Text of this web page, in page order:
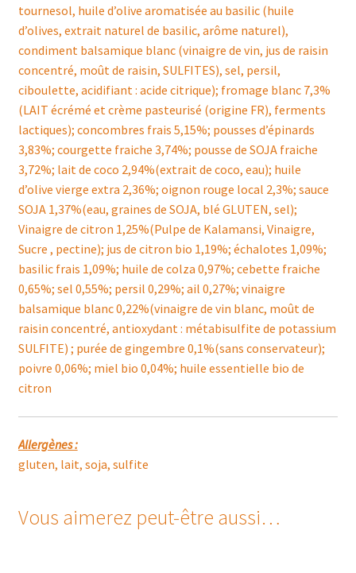
tournesol, huile d’olive aromatisée au basilic (huile
d’olives, extrait naturel de basilic, arôme naturel),
condiment balsamique blanc (vinaigre de vin, jus de raisin
concentré, moût de raisin, SULFITES), sel, persil,
ciboulette, acidifiant : acide citrique); fromage blanc 7,3%
(LAIT écrémé et crème pasteurisé (origine FR), ferments
lactiques); concombres frais 5,15%; pousses d’épinards
3,83%; courgette fraiche 3,74%; pousse de SOJA fraiche
3,72%; lait de coco 2,94%(extrait de coco, eau); huile
d’olive vierge extra 2,36%; oignon rouge local 2,3%; sauce
SOJA 1,37%(eau, graines de SOJA, blé GLUTEN, sel);
Vinaigre de citron 1,25%(Pulpe de Kalamansi, Vinaigre,
Sucre , pectine); jus de citron bio 1,19%; échalotes 1,09%;
basilic frais 1,09%; huile de colza 0,97%; cebette fraiche
0,65%; sel 0,55%; persil 0,29%; ail 0,27%; vinaigre
balsamique blanc 0,22%(vinaigre de vin blanc, moût de
raisin concentré, antioxydant : métabisulfite de potassium
SULFITE) ; purée de gingembre 0,1%(sans conservateur);
poivre 0,06%; miel bio 0,04%; huile essentielle bio de
citron
Allergènes :
gluten, lait, soja, sulfite
Vous aimerez peut-être aussi…